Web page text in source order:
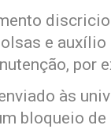
e
por
às
bloqueio de